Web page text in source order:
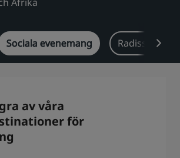
i Kina
Sociala evenemang Radisson
av våra
för